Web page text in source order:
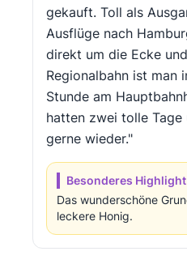
gekauft. Toll als
Ausflüge nach
direkt um die Ecke
Regionalbahn ist man
Stunde am
hatten zwei tolle Tage
gerne wieder."
Besonderes
Das wunderschöne
leckere Honig.